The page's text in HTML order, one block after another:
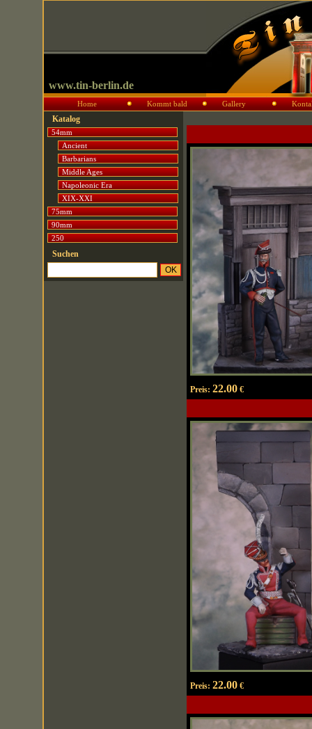
www.tin-berlin.de
Home Kommt bald Gallery
Katalog
54mm
Ancient
Barbarians
Middle Ages
Napoleonic Era
XIX-XXI
75mm
90mm
250
Suchen
Preis: 22.00€
Preis: 22.00€